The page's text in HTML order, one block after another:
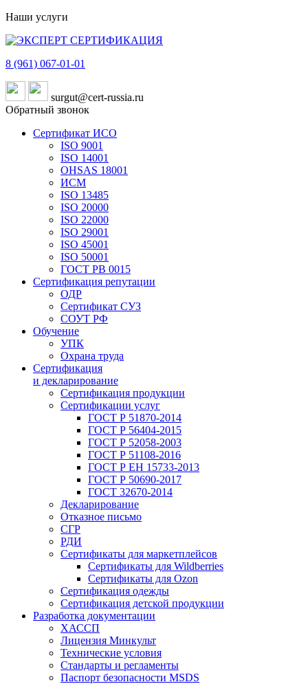
Наши услуги
8 (961) 067-01-01
surgut@cert-russia.ru
Обратный звонок
Сертификат ИСО
ISO 9001
ISO 14001
OHSAS 18001
ИСМ
ISO 13485
ISO 20000
ISO 22000
ISO 29001
ISO 45001
ISO 50001
ГОСТ РВ 0015
Сертификация репутации
ОДР
Сертификат СУЗ
СОУТ РФ
Обучение
УПК
Охрана труда
Сертификация
и декларирование
Сертификация продукции
Сертификации услуг
ГОСТ Р 51870-2014
ГОСТ Р 56404-2015
ГОСТ Р 52058-2003
ГОСТ Р 51108-2016
ГОСТ Р ЕН 15733-2013
ГОСТ Р 50690-2017
ГОСТ 32670-2014
Декларирование
Отказное письмо
СГР
РДИ
Сертификаты для маркетплейсов
Сертификаты для Wildberries
Сертификаты для Ozon
Сертификация одежды
Сертификация детской продукции
Разработка документации
ХАССП
Лицензия Минкульт
Технические условия
Стандарты и регламенты
Паспорт безопасности MSDS